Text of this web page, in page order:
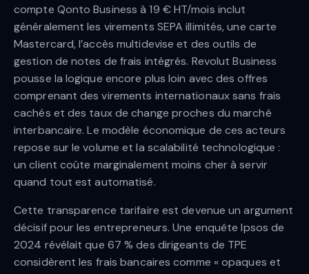
compte Qonto Business à 19 € HT/mois inclut
généralement les virements SEPA illimités, une carte
Mastercard, l’accès multidevise et des outils de
gestion de notes de frais intégrés. Revolut Business
pousse la logique encore plus loin avec des offres
comprenant des virements internationaux sans frais
cachés et des taux de change proches du marché
interbancaire. Le modèle économique de ces acteurs
repose sur le volume et la scalabilité technologique :
un client coûte marginalement moins cher à servir
quand tout est automatisé.
Cette transparence tarifaire est devenue un argument
décisif pour les entrepreneurs. Une enquête Ipsos de
2024 révélait que 67 % des dirigeants de TPE
considèrent les frais bancaires comme « opaques et